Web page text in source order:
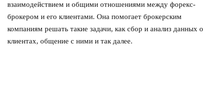
взаимодействием и общими отношениями между форекс-
брокером и его клиентами. Она помогает брокерским
компаниям решать такие задачи, как сбор и анализ данных о
клиентах, общение с ними и так далее.